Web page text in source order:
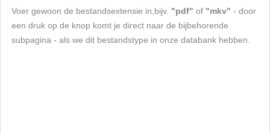
Voer gewoon de bestandsextensie in,bijv. "pdf" of "mkv" - door
een druk op de knop komt je direct naar de bijbehorende
subpagina - als we dit bestandstype in onze databank hebben.